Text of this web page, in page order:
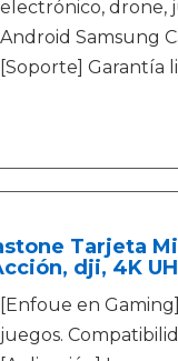
electrónico, drone,
Android Samsung
[Soporte] Garantía
Tarjeta
dji, 4K
[Enfoue en
juegos.